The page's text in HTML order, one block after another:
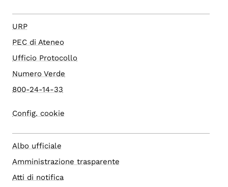
URP
PEC di Ateneo
Ufficio Protocollo
Numero Verde
800-24-14-33
Config. cookie
Albo ufficiale
Amministrazione trasparente
Atti di notifica